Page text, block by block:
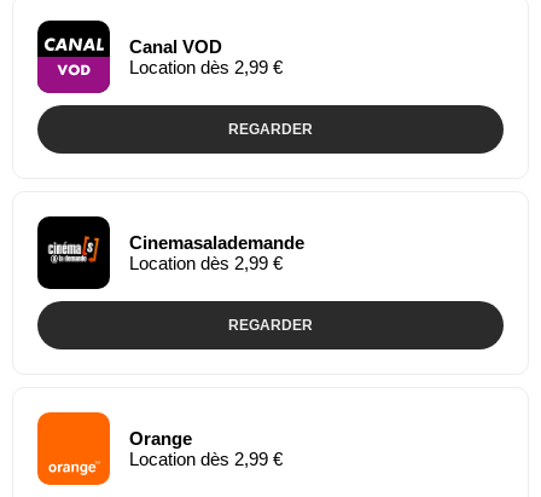
Canal VOD
Location dès 2,99 €
REGARDER
Cinemasalademande
Location dès 2,99 €
REGARDER
Orange
Location dès 2,99 €